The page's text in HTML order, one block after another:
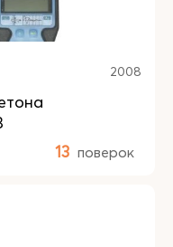
2008
13 поверок